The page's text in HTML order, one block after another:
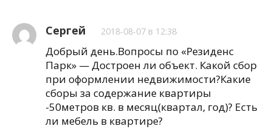
Сергей 2018-08-07 в 12:38
Добрый день.Вопросы по «Резиденс
Парк» — Достроен ли объект. Какой сбор
при оформлении недвижимости?Какие
сборы за содержание квартиры
-50метров кв. в месяц(квартал, год)? Есть
ли мебель в квартире?